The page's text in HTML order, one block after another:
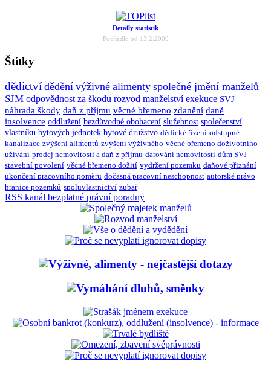
Detaily statistik
Počítadlo od 13.2.2009
Štítky
dědictví dědění výživné alimenty společné jmění manželů
SJM odpovědnost za škodu rozvod manželství exekuce SVJ
náhrada škody daň z příjmu věcné břemeno zdanění daně
insolvence oddlužení bezdůvodné obohacení služebnost společenství
vlastníků bytových jednotek bytové družstvo dědické řízení odstupné
kanalizace zvýšení alimentů zvýšení výživného věcné břemeno doživotního
užívání prodej nemovitosti a daň z příjmu darování nemovitosti dům SVJ
stavební povolení věcné břemeno dožití vydržení pozemku daňové přiznání
ukončení pracovního poměru dočasná pracovní neschopnost autorské právo
hranice pozemků spoluvlastnictví zubař
RSS kanál bezplatné právní poradny